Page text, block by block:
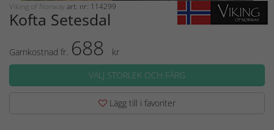
Viking of Norway art. nr: 114299
Kofta Setesdal
Garnkostnad fr. 688
kr
VÄLJ STORLEK OCH FÄRG
Lägg till i favoriter